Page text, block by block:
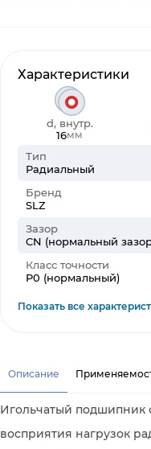
Характеристики
d, внутр.
16мм
Тип
Радиальный
Бренд
SLZ
Зазор
CN (нормальный
Класс точности
P0 (нормальный)
Показать все
Описание
Игольчатый подшипник
восприятия нагрузок